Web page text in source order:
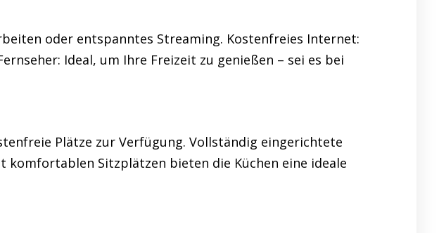
oder entspanntes Streaming. Kostenfreies Internet:
Ideal, um Ihre Freizeit zu genießen – sei es bei
Plätze zur Verfügung. Vollständig eingerichtete
komfortablen Sitzplätzen bieten die Küchen eine ideale